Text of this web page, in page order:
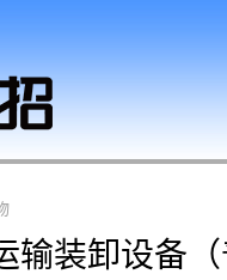
输装卸设备